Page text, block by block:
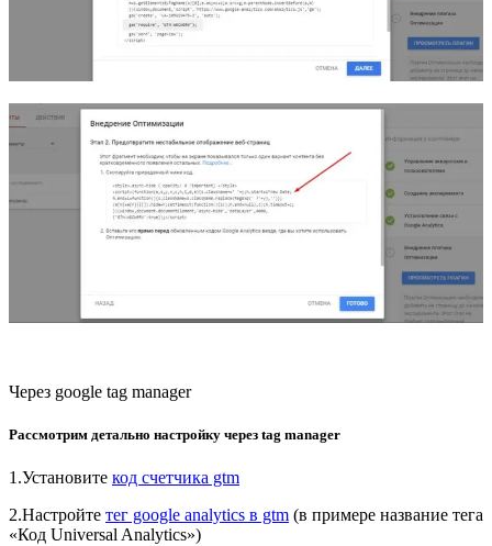
Через google tag manager
Рассмотрим детально настройку через tag manager
1.Установите код счетчика gtm
2.Настройте тег google analytics в gtm (в примере название тега
«Код Universal Analytics»)